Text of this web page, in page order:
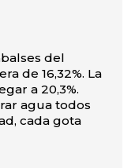
del
de 16,32%. La
a 20,3%.
agua todos
cada gota